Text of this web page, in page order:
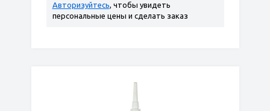
Авторизуйтесь, чтобы увидеть
персональные цены и сделать заказ